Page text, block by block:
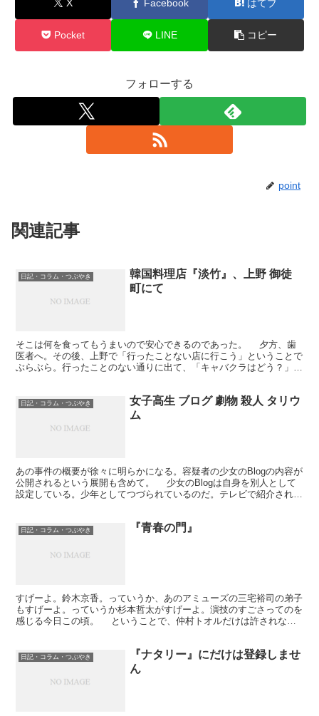
X Facebook はてブ
Pocket LINE コピー
フォローする
point
関連記事
日記・コラム・つぶやき
韓国料理店『淡竹』、上野 御徒
町にて
そこは何を食ってもうまいので安心できるのであった。 夕方、歯
医者へ。その後、上野で「行ったことない店に行こう」ということで
ぶらぶら。行ったことのない通りに出て、「キャバクラはどう？」っ
日記・コラム・つぶやき
女子高生 ブログ 劇物 殺人 タリウ
ム
あの事件の概要が徐々に明らかになる。容疑者の少女のBlogの内容が
公開されるという展開も含めて。 少女のBlogは自身を別人として
設定している。少年としてつづられているのだ。テレビで紹介された
日記・コラム・つぶやき 『青春の門』
すげーよ。鈴木京香。っていうか、あのアミューズの三宅裕司の弟子
もすげーよ。っていうか杉本哲太がすげーよ。演技のすごさってのを
感じる今日この頃。 ということで、仲村トオルだけは許されない
日記・コラム・つぶやき
『ナタリー』にだけは登録しませ
ん